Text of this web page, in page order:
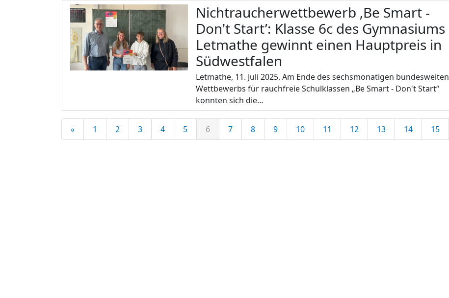
Nichtraucherwettbewerb ‚Be Smart -
Don't Start’: Klasse 6c des Gymnasiums
Letmathe gewinnt einen Hauptpreis in
Südwestfalen
Letmathe, 11. Juli 2025. Am Ende des sechsmonatigen bundesweiten
Wettbewerbs für rauchfreie Schulklassen „Be Smart - Don't Start“
konnten sich die…
« 1 2 3 4 5 6 7 8 9 10 11 12 13 14 15